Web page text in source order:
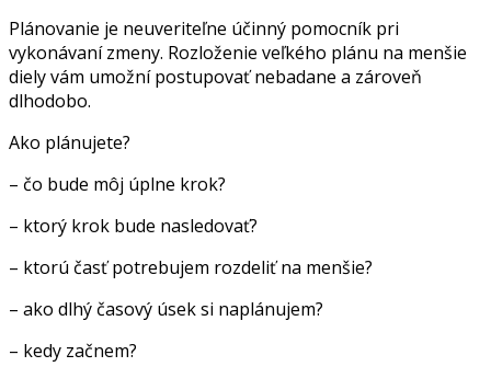
Plánovanie je neuveriteľne účinný pomocník pri
vykonávaní zmeny. Rozloženie veľkého plánu na menšie
diely vám umožní postupovať nebadane a zároveň
dlhodobo.
Ako plánujete?
– čo bude môj úplne krok?
– ktorý krok bude nasledovať?
– ktorú časť potrebujem rozdeliť na menšie?
– ako dlhý časový úsek si naplánujem?
– kedy začnem?